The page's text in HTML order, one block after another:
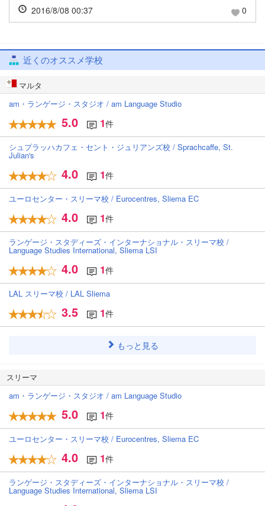
2016/8/08 00:37 0
近くのオススメ学校
マルタ
am・ランゲージ・スタジオ / am Language Studio
5.0 1件
シュプラッハカフェ・セント・ジュリアンズ校 / Sprachcaffe, St.
Julian's
4.0 1件
ユーロセンター・スリーマ校 / Eurocentres, Sliema EC
4.0 1件
ランゲージ・スタディーズ・インターナショナル・スリーマ校 /
Language Studies International, Sliema LSI
4.0 1件
LAL スリーマ校 / LAL Sliema
3.5 1件
もっと見る
スリーマ
am・ランゲージ・スタジオ / am Language Studio
5.0 1件
ユーロセンター・スリーマ校 / Eurocentres, Sliema EC
4.0 1件
ランゲージ・スタディーズ・インターナショナル・スリーマ校 /
Language Studies International, Sliema LSI